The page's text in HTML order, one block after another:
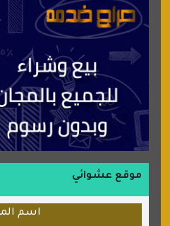
سورة قران
شركة إعمار الرياض
شبكة رأيي
موسوعة نور الرحمن
منتدى جيوش الهكرز
بلو باص
موقع حراج خدمة
الطبي
قراننا
موقع عشوائي
اسم